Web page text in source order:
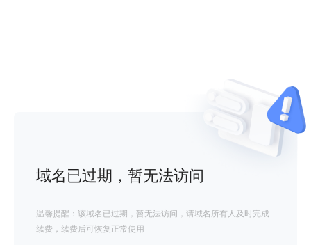
域名已过期，暂无法访问
温馨提醒：该域名已过期，暂无法访问，请域名所有人及时完成
续费，续费后可恢复正常使用